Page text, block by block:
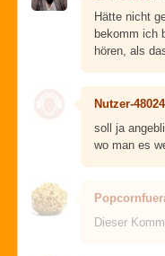
Hätte nicht
bekomm ich
hören, als
Nutzer-48024
soll ja
wo man es
Dieser